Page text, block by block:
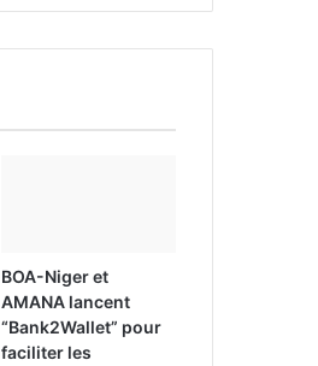
BOA-Niger et
AMANA lancent
“Bank2Wallet” pour
faciliter les